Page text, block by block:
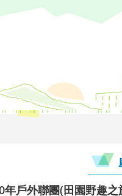
戶外聯團(田園野趣